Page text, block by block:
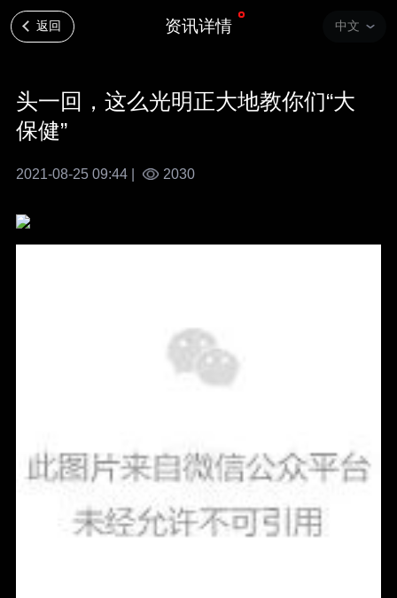
返回 资讯详情 中文
头一回，这么光明正大地教你们“大
保健”
2021-08-25 09:44 | 2030